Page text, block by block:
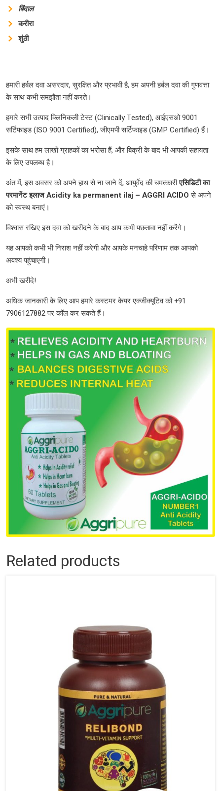
बिंदाल
करीरा
शुंठी
हमारी हर्बल दवा असरदार, सुरक्षित और प्रभावी है, हम अपनी हर्बल दवा की गुणवत्ता
के साथ कभी समझौता नहीं करते।
हमारे सभी उत्पाद क्लिनिकली टेस्ट (Clinically Tested), आईएसओ 9001
सर्टिफाइड (ISO 9001 Certified), जीएमपी सर्टिफाइड (GMP Certified) हैं।
इसके साथ हम लाखों ग्राहकों का भरोसा हैं, और बिक्री के बाद भी आपकी सहायता
के लिए उपलब्ध है।
अंत में, इस अवसर को अपने हाथ से ना जाने दें, आयुर्वेद की चमत्कारीएसिडिटीका
परमानेंटइलाज Acidity ka permanent ilaj – AGGRI ACIDOसे अपने
को स्वस्थ बनाएं।
विश्वास रखिए इस दवा को खरीदने के बाद आप कभी पछतावा नहीं करेंगे।
यह आपको कभी भी निराश नहीं करेगी और आपके मनचाहे परिणाम तक आपको
अवश्य पहुंचाएगी।
अभी खरीदे!
अधिक जानकारी के लिए आप हमारे कस्टमर केयर एक्जीक्यूटिव को +91
7906127882 पर कॉल कर सकते हैं।
Related products